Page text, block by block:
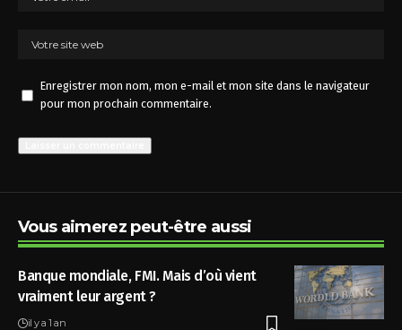
Enregistrer mon nom, mon e-mail et mon site dans le navigateur
pour mon prochain commentaire.
Vous aimerez peut-être aussi
Banque mondiale, FMI. Mais d’où vient
vraiment leur argent ?
il y a 1 an